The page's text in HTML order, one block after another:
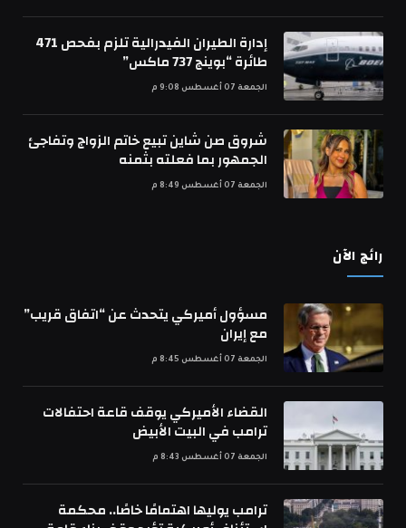
إدارة الطيران الفيدرالية تلزم بفحص 471
طائرة “بوينج 737 ماكس”
الجمعة 07 أغسطس 9:08 م
شروق صن شاين تبيع خاتم الزواج وتفاجئ
الجمهور بما فعلته بثمنه
الجمعة 07 أغسطس 8:49 م
رائج الآن
مسؤول أميركي يتحدث عن “اتفاق قريب”
مع إيران
الجمعة 07 أغسطس 8:45 م
القضاء الأميركي يوقف قاعة احتفالات
ترامب في البيت الأبيض
الجمعة 07 أغسطس 8:43 م
ترامب يوليها اهتمامًا خاصًا.. محكمة